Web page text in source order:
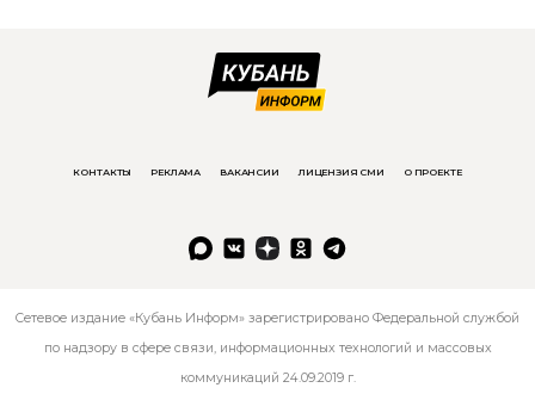
КОНТАКТЫ РЕКЛАМА ВАКАНСИИ ЛИЦЕНЗИЯ СМИ О ПРОЕКТЕ
Сетевое издание «Кубань Информ» зарегистрировано Федеральной службой
по надзору в сфере связи, информационных технологий и массовых
коммуникаций 24.09.2019 г.